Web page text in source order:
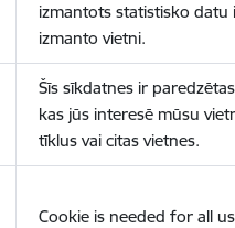
izmantots statistisko datu
izmanto vietni.
Šīs sīkdatnes ir
kas jūs interesē mūsu
tīklus vai citas vietnes.
Cookie is needed for all